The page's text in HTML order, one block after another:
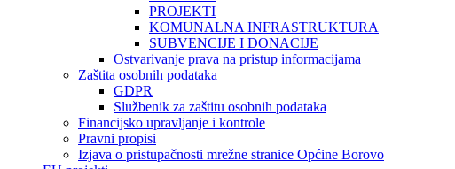
PROJEKTI
KOMUNALNA INFRASTRUKTURA
SUBVENCIJE I DONACIJE
Ostvarivanje prava na pristup informacijama
Zaštita osobnih podataka
GDPR
Službenik za zaštitu osobnih podataka
Financijsko upravljanje i kontrole
Pravni propisi
Izjava o pristupačnosti mrežne stranice Općine Borovo